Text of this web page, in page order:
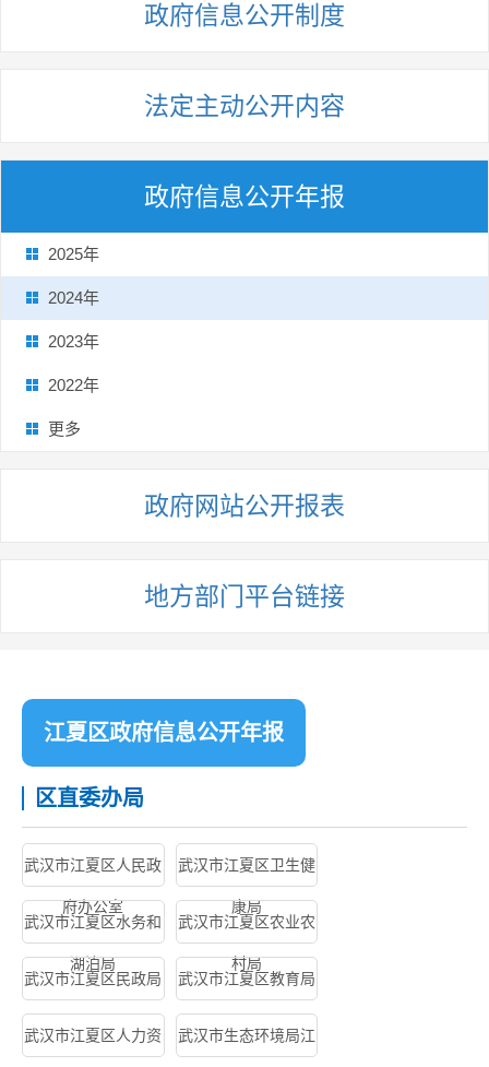
政府信息公开制度
法定主动公开内容
政府信息公开年报
2025年
2024年
2023年
2022年
更多
政府网站公开报表
地方部门平台链接
江夏区政府信息公开年报
区直委办局
武汉市江夏区人民政
府办公室
武汉市江夏区卫生健
康局
武汉市江夏区水务和
湖泊局
武汉市江夏区农业农
村局
武汉市江夏区民政局
武汉市江夏区教育局
武汉市江夏区人力资 武汉市生态环境局江